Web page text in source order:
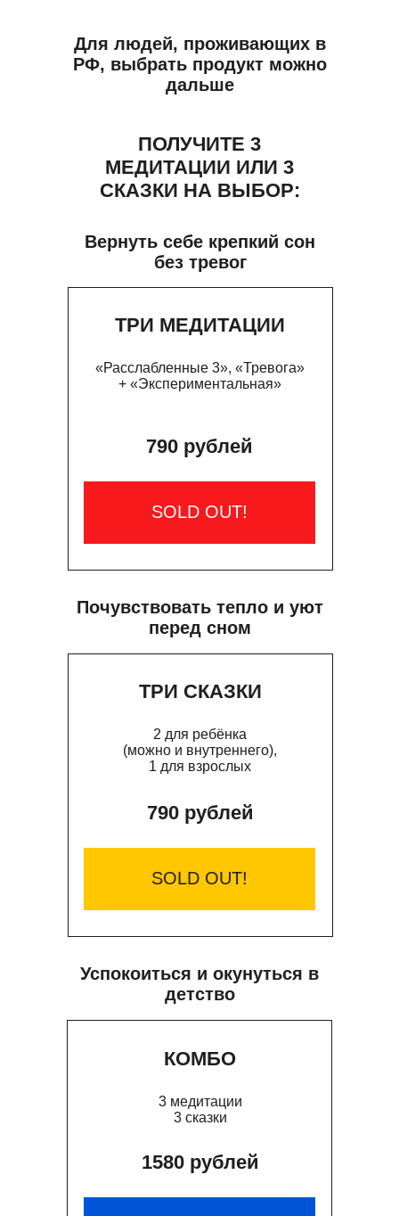
ПОЛУЧИТЕ 3
МЕДИТАЦИИ ИЛИ 3
СКАЗКИ НА ВЫБОР:
Почувствовать тепло и уют
перед сном
Вернуть себе крепкий сон
без тревог
ТРИ МЕДИТАЦИИ
790 рублей
«Расслабленные 3», «Тревога»
+ «Экспериментальная»
SOLD OUT!
Успокоиться и окунуться в
детство
790 рублей
ТРИ СКАЗКИ
2 для ребёнка
(можно и внутреннего),
1 для взрослых
1580 рублей
КОМБО
SOLD OUT!
3 медитации
3 сказки
Для людей, проживающих в
РФ, выбрать продукт можно
дальше